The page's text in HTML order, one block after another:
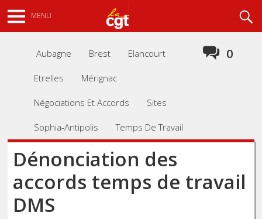
au
contenu
MENU
0
Aubagne Brest Elancourt
Etrelles Mérignac
Négociations Et Accords Sites
Sophia-Antipolis Temps De Travail
Dénonciation des
accords temps de travail
DMS